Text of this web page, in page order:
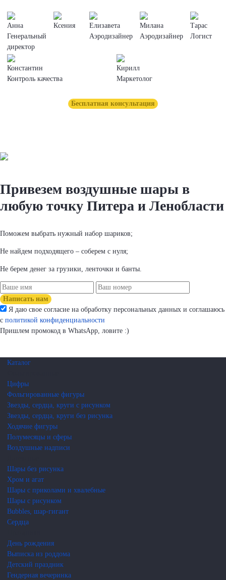
Анна
Генеральный
директор
Ксения
Елизавета
Аэродизайнер
Милана
Аэродизайнер
Тарас
Логист
Константин
Контроль качества
Кирилл
Маркетолог
Бесплатная консультация
Привезем воздушные шары в
любую точку Питера и Ленобласти
Поможем выбрать нужный набор шариков;
Не найдем подходящего – соберем с нуля;
Не берем денег за грузики, ленточки и банты.
Написать нам
Я даю свое согласие на обработку персональных данных и соглашаюсь
с политикой конфиденциальности
Пришлем промокод в WhatsApp, ловите :)
Каталог
Цифры
Фольгированные фигуры
Звезды, сердца, круги с рисунком
Звезды, сердца, круги без рисунка
Ходячие фигуры
Полумесяцы и сферы
Воздушные надписи
Шары без рисунка
Хром и агат
Шары с приколами и хвалебные
Шары с рисунком
Bubbles, шар-гигант
Сердца
День рождения
Выписка из роддома
Детский праздник
Гендерная вечеринка